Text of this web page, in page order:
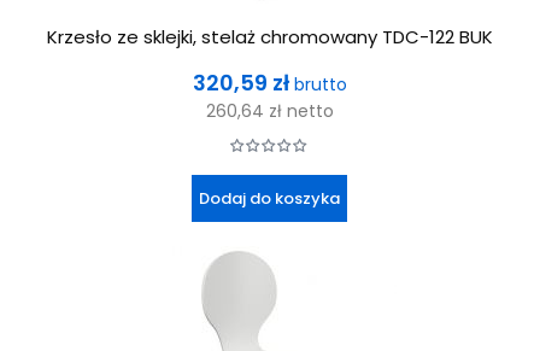
Krzesło ze sklejki, stelaż chromowany TDC-122 BUK
Cena
320,59 zł brutto
260,64 zł netto
Dodaj do koszyka